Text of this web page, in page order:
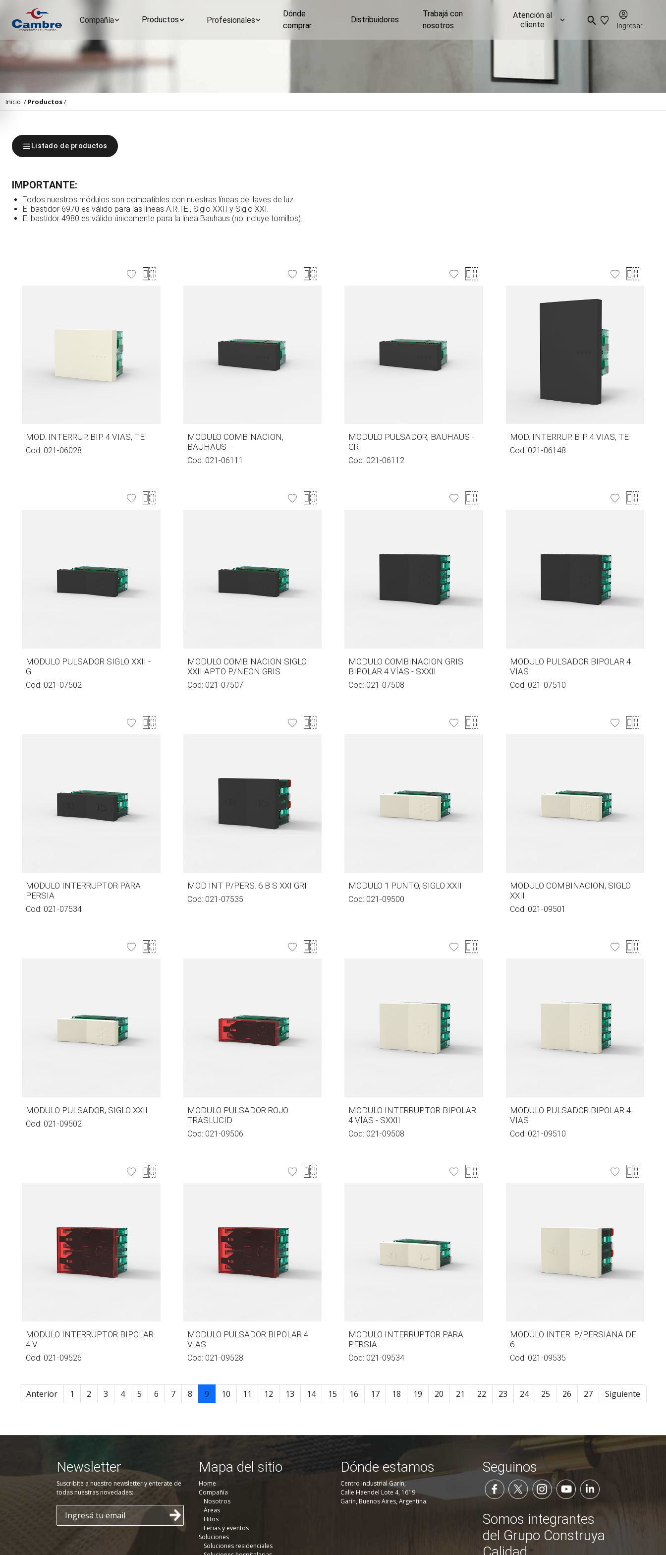
Compañía Productos Profesionales
Dónde
comprar
Distribuidores
Trabajá con
nosotros
Atención al
cliente
Ingresar
Inicio / Productos/
Listado de productos
IMPORTANTE:
Todos nuestros módulos son compatibles con nuestras líneas de llaves de luz.
El bastidor 6970 es válido para las líneas A.R.T.E., Siglo XXII y Siglo XXI.
El bastidor 4980 es válido únicamente para la línea Bauhaus (no incluye tornillos).
MOD. INTERRUP. BIP. 4 VIAS, TE
Cod: 021-06028
MODULO COMBINACION,
BAUHAUS -
Cod: 021-06111
MODULO PULSADOR, BAUHAUS -
GRI
Cod: 021-06112
MOD. INTERRUP. BIP. 4 VIAS, TE
Cod: 021-06148
MODULO PULSADOR SIGLO XXII -
G
Cod: 021-07502
MODULO COMBINACION SIGLO
XXII APTO P/NEON GRIS
Cod: 021-07507
MODULO COMBINACION GRIS
BIPOLAR 4 VÍAS - SXXII
Cod: 021-07508
MODULO PULSADOR BIPOLAR 4
VIAS
Cod: 021-07510
MODULO INTERRUPTOR PARA
PERSIA
Cod: 021-07534
MOD INT P/PERS. 6 B S XXI GRI
Cod: 021-07535
MODULO 1 PUNTO, SIGLO XXII
Cod: 021-09500
MODULO COMBINACION, SIGLO
XXII
Cod: 021-09501
MODULO PULSADOR, SIGLO XXII
Cod: 021-09502
MODULO PULSADOR ROJO
TRASLUCID
Cod: 021-09506
MODULO INTERRUPTOR BIPOLAR
4 VÍAS - SXXII
Cod: 021-09508
MODULO PULSADOR BIPOLAR 4
VIAS
Cod: 021-09510
MODULO INTERRUPTOR BIPOLAR
4 V
Cod: 021-09526
MODULO PULSADOR BIPOLAR 4
VIAS
Cod: 021-09528
MODULO INTERRUPTOR PARA
PERSIA
Cod: 021-09534
MODULO INTER. P/PERSIANA DE
6
Cod: 021-09535
Anterior 1 2 3 4 5 6 7 8 9 10 11 12 13 14 15 16 17 18 19 20 21 22 23 24 25 26 27 Siguiente
Newsletter
Suscribite a nuestro newsletter y enterate de
todas nuestras novedades:
Mapa del sitio
Home
Compañía
Nosotros
Áreas
Hitos
Ferias y eventos
Soluciones
Soluciones residenciales
Dónde estamos
Centro Industrial Garín;
Calle Haendel Lote 4, 1619
Garín, Buenos Aires, Argentina.
Seguinos
Somos integrantes
del Grupo Construya